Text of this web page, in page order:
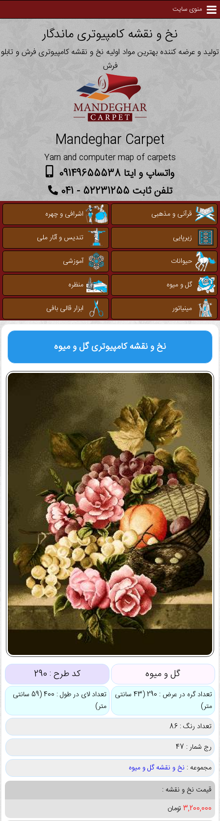
منوی سایت
نخ و نقشه کامپیوتری ماندگار
تولید و عرضه کننده بهترین مواد اولیه نخ و نقشه کامپیوتری فرش و تابلو
فرش
Mandeghar Carpet
Yarn and computer map of carpets
واتساپ و ایتا 09149655538
تلفن ثابت 52231255 - 041
قرآنی و مذهبی
اشرافی و چهره
زیرپایی
تندیس و آثار ملی
حیوانات
آموزشی
گل و میوه
منظره
مینیاتور
ابزار قالی بافی
نخ و نقشه کامپیوتریگل و میوه
گل و میوه کد طرح : 290
تعداد گره در عرض : 290 (43 سانتی
متر)
تعداد لای در طول : 400 (59 سانتی
متر)
تعداد رنگ : 86
رج شمار : 47
مجموعه : نخ و نقشه گل و میوه
قیمت نخ و نقشه :
3,200,000 تومان